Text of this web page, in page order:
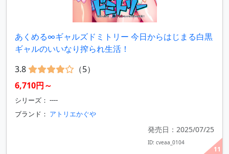
11
あくめる∞ギャルズドミトリー 今日からはじまる白黒
ギャルのいいなり搾られ生活！
3.8
（5）
6,710円～
シリーズ： ----
ブランド： アトリエかぐや
発売日：2025/07/25
ID: cveaa_0104